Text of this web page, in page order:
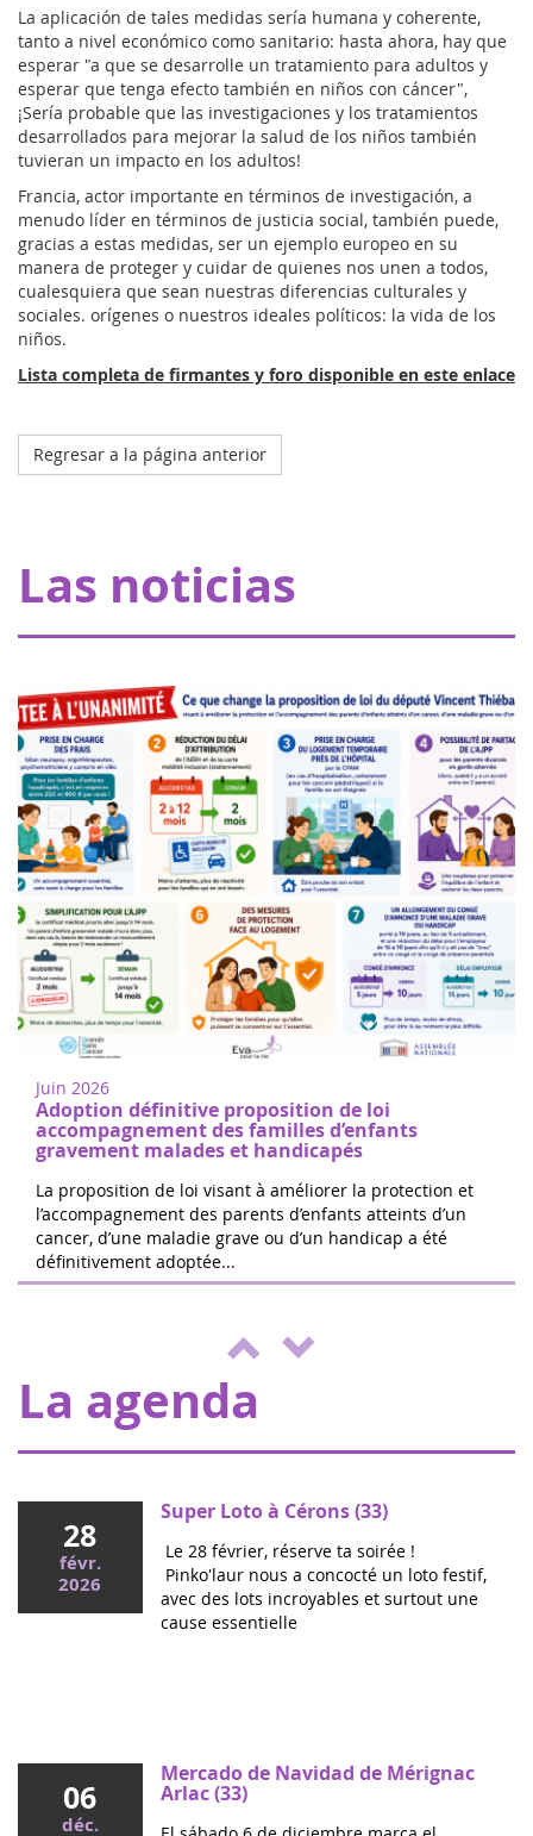
La aplicación de tales medidas sería humana y coherente,
tanto a nivel económico como sanitario: hasta ahora, hay que
esperar "a que se desarrolle un tratamiento para adultos y
esperar que tenga efecto también en niños con cáncer",
¡Sería probable que las investigaciones y los tratamientos
desarrollados para mejorar la salud de los niños también
tuvieran un impacto en los adultos!
Francia, actor importante en términos de investigación, a
menudo líder en términos de justicia social, también puede,
gracias a estas medidas, ser un ejemplo europeo en su
manera de proteger y cuidar de quienes nos unen a todos,
cualesquiera que sean nuestras diferencias culturales y
sociales. orígenes o nuestros ideales políticos: la vida de los
niños.
Lista completa de firmantes y foro disponible en este enlace
Regresar a la página anterior
Las noticias
subvención de 20.000 euros que permite a Pharmavie
crear un espacio dedicado a los pequeños pacientes con
Juin 2026
Adoption définitive proposition de loi
accompagnement des familles d’enfants
gravement malades et handicapés
La proposition de loi visant à améliorer la protection et
l’accompagnement des parents d’enfants atteints d’un
cancer, d’une maladie grave ou d’un handicap a été
définitivement adoptée...
Ce mercredi, le député Vincent Thiébaut organisait avec
Grandir Sans Cancer et Eva pour la vie le colloque "Dons
de vie et lutte contre les cancers, maladies graves et
La agenda
18
juin
2022
Mujeres de corazón en Nogent sur
Oise
Camine o corra para apoyar la
Registro gratuito en el sitio. El 100% d...
04
Las 24 horas de Boissy le Cutté
El equipo de Running Pour L'espoir
actividades a beneficio de Eva pour la vie
y ENVOL, para apoyar a los niños e...
28
févr.
2026
Super Loto à Cérons (33)
Le 28 février, réserve ta soirée !
Pinko'laur nous a concocté un loto festif,
avec des lots incroyables et surtout une
cause essentielle
06
déc.
Mercado de Navidad de Mérignac
Arlac (33)